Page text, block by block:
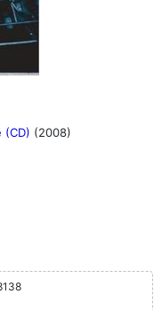
(CD) (2008)